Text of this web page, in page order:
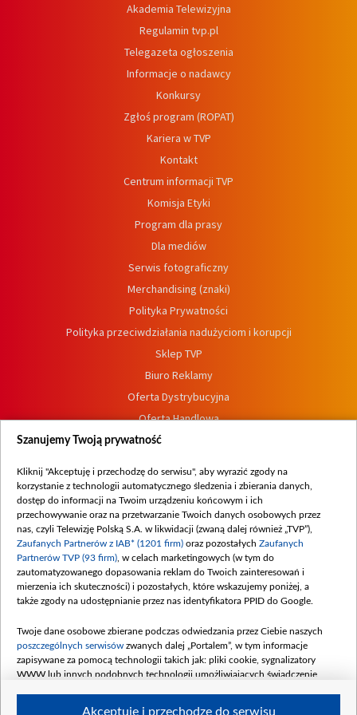
Akademia Telewizyjna
Regulamin tvp.pl
Telegazeta ogłoszenia
Informacje o nadawcy
Konkursy
Zgłoś program (ROPAT)
Kariera w TVP
Kontakt
Centrum informacji TVP
Komisja Etyki
Program dla prasy
Dla mediów
Serwis fotograficzny
Merchandising (znaki)
Polityka Prywatności
Polityka przeciwdziałania nadużyciom i korupcji
Sklep TVP
Biuro Reklamy
Oferta Dystrybucyjna
Oferta Handlowa
Dostępność
Procedura zgłoszeń wewnętrznych
Szanujemy Twoją prywatność
Kliknij "Akceptuję i przechodzę do serwisu", aby wyrazić zgody na
korzystanie z technologii automatycznego śledzenia i zbierania danych,
dostęp do informacji na Twoim urządzeniu końcowym i ich
przechowywanie oraz na przetwarzanie Twoich danych osobowych przez
nas, czyli Telewizję Polską S.A. w likwidacji (zwaną dalej również „TVP”),
Zaufanych Partnerów z IAB* (1201 firm) oraz pozostałych Zaufanych
Partnerów TVP (93 firm) , w celach marketingowych (w tym do
zautomatyzowanego dopasowania reklam do Twoich zainteresowań i
mierzenia ich skuteczności) i pozostałych, które wskazujemy poniżej, a
także zgody na udostępnianie przez nas identyfikatora PPID do Google.
Twoje dane osobowe zbierane podczas odwiedzania przez Ciebie naszych
poszczególnych serwisów zwanych dalej „Portalem”, w tym informacje
zapisywane za pomocą technologii takich jak: pliki cookie, sygnalizatory
WWW lub innych podobnych technologii umożliwiających świadczenie
Akceptuję i przechodzę do serwisu